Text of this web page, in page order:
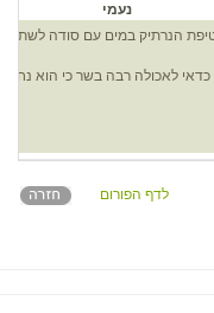
נעמי
לדף הפורום